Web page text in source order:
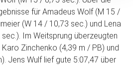
für Amadeus Wolf (M 15 /
(W 14 / 10,73 sec.) und Lena
Im Weitsprung überzeugten
Zinchenko (4,39 m / PB) und
Jens Wulf lief gute 5:07,47 über